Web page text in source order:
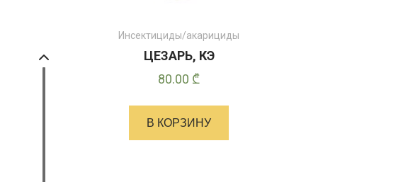
Инсектициды/акарициды
ЦЕЗАРЬ, КЭ
80.00 ₾
В КОРЗИНУ